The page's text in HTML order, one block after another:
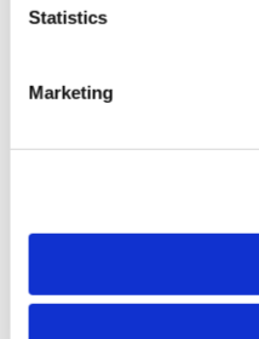
Statistics
Marketing